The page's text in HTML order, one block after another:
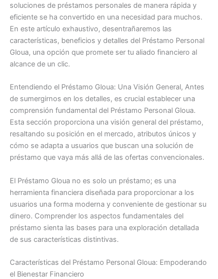
soluciones de préstamos personales de manera rápida y
eficiente se ha convertido en una necesidad para muchos.
En este artículo exhaustivo, desentrañaremos las
características, beneficios y detalles del Préstamo Personal
Gloua, una opción que promete ser tu aliado financiero al
alcance de un clic.
Entendiendo el Préstamo Gloua: Una Visión General, Antes
de sumergirnos en los detalles, es crucial establecer una
comprensión fundamental del Préstamo Personal Gloua.
Esta sección proporciona una visión general del préstamo,
resaltando su posición en el mercado, atributos únicos y
cómo se adapta a usuarios que buscan una solución de
préstamo que vaya más allá de las ofertas convencionales.
El Préstamo Gloua no es solo un préstamo; es una
herramienta financiera diseñada para proporcionar a los
usuarios una forma moderna y conveniente de gestionar su
dinero. Comprender los aspectos fundamentales del
préstamo sienta las bases para una exploración detallada
de sus características distintivas.
Características del Préstamo Personal Gloua: Empoderando
el Bienestar Financiero